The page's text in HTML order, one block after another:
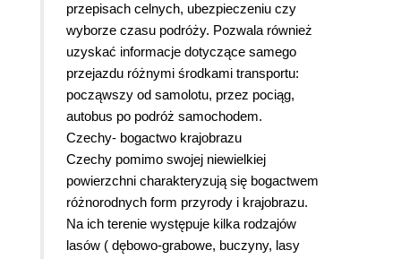
przepisach celnych, ubezpieczeniu czy
wyborze czasu podróży. Pozwala również
uzyskać informacje dotyczące samego
przejazdu różnymi środkami transportu:
począwszy od samolotu, przez pociąg,
autobus po podróż samochodem.
Czechy- bogactwo krajobrazu
Czechy pomimo swojej niewielkiej
powierzchni charakteryzują się bogactwem
różnorodnych form przyrody i krajobrazu.
Na ich terenie występuje kilka rodzajów
lasów ( dębowo-grabowe, buczyny, lasy